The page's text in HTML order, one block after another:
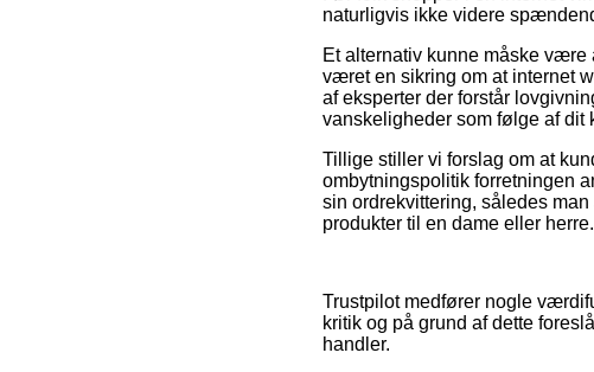
naturligvis ikke videre
Et alternativ kunne måske
været en sikring om at internet
af eksperter der forstår
vanskeligheder som følge af dit
Tillige stiller vi forslag om at
ombytningspolitik forretningen
sin ordrekvittering, således
produkter til en dame eller herre.
Trustpilot medfører nogle
kritik og på grund af dette
handler.